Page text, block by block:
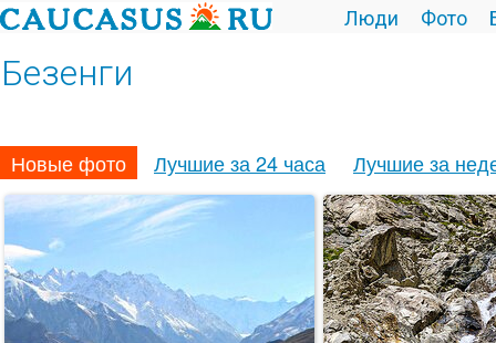
Люди Фото
Безенги
Новые фото Лучшие за 24 часа Лучшие за